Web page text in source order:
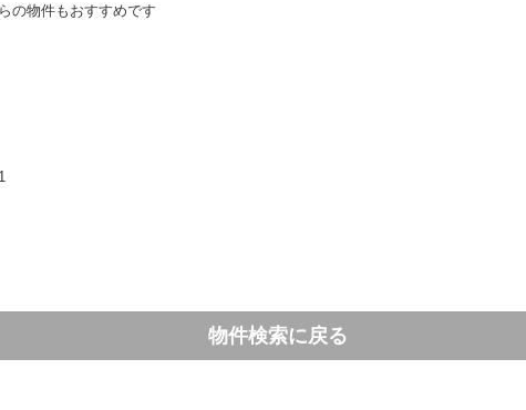
の物件もおすすめです
物件検索に戻る